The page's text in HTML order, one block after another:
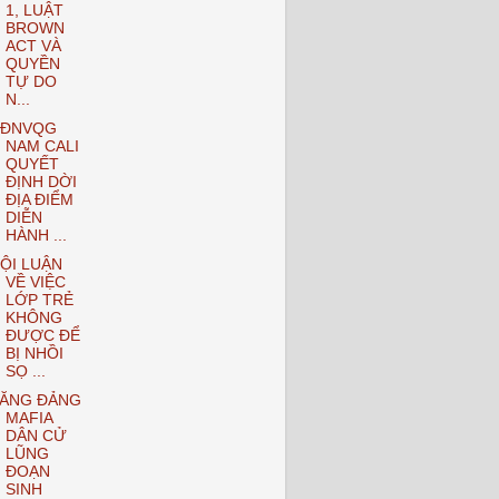
1, LUẬT
BROWN
ACT VÀ
QUYỀN
TỰ DO
N...
NAM CALI
QUYẾT
ĐỊNH DỜI
ĐỊA ĐIỂM
DIỄN
HÀNH ...
LUẬN
VỀ VIỆC
LỚP TRẺ
KHÔNG
ĐƯỢC ĐỂ
BỊ NHỒI
SỌ ...
ĐẢNG
MAFIA
DÂN CỬ
LŨNG
ĐOẠN
SINH